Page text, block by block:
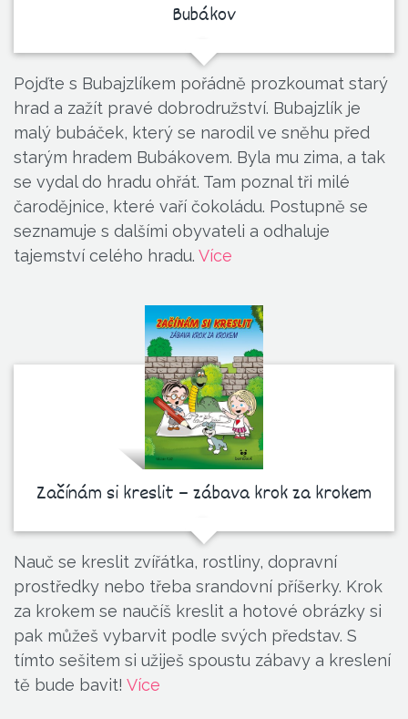
Bubákov
Pojďte s Bubajzlíkem pořádně prozkoumat starý
hrad a zažít pravé dobrodružství. Bubajzlík je
malý bubáček, který se narodil ve sněhu před
starým hradem Bubákovem. Byla mu zima, a tak
se vydal do hradu ohřát. Tam poznal tři milé
čarodějnice, které vaří čokoládu. Postupně se
seznamuje s dalšími obyvateli a odhaluje
tajemství celého hradu. Více
Začínám si kreslit – zábava krok za krokem
Nauč se kreslit zvířátka, rostliny, dopravní
prostředky nebo třeba srandovní příšerky. Krok
za krokem se naučíš kreslit a hotové obrázky si
pak můžeš vybarvit podle svých představ. S
tímto sešitem si užiješ spoustu zábavy a kreslení
tě bude bavit! Více